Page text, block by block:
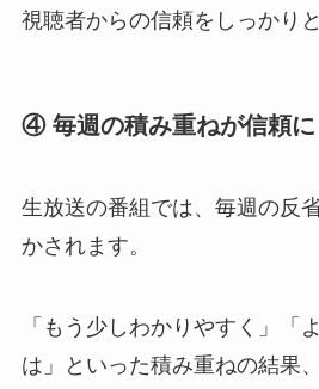
視聴者からの信頼をしっかり
④ 毎週の積み重ねが信頼に
生放送の番組では、毎週の反
かされます。
「もう少しわかりやすく」「
は」といった積み重ねの結果、